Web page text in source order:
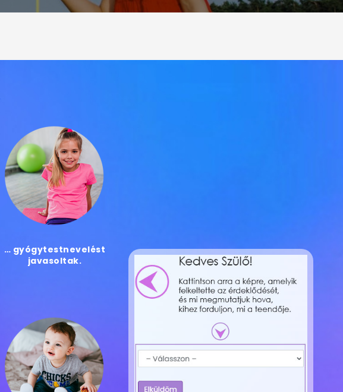
… gyógytestnevelést
javasoltak.